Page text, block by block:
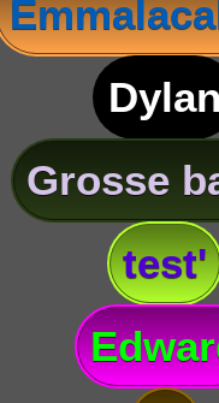
Dylan
Grosse
test'